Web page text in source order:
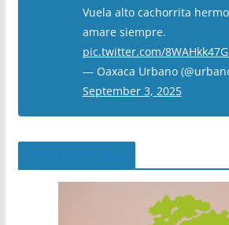
Vuela alto cachorrita
amare siempre.
pic.twitter.com/
— Oaxaca Urbano
September 3, 2025